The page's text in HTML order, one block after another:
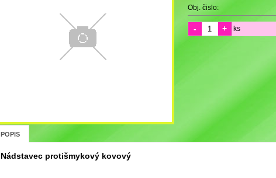
Obj. čislo:
- + ks
POPIS
Nádstavec protišmykový kovový